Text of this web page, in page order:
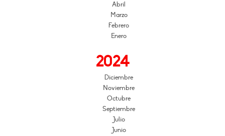
Abril
Marzo
Febrero
Enero
2024
Diciembre
Noviembre
Octubre
Septiembre
Julio
Junio